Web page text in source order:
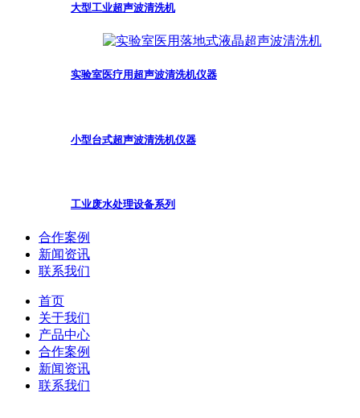
大型工业超声波清洗机
实验室医疗用超声波清洗机仪器
小型台式超声波清洗机仪器
工业废水处理设备系列
合作案例
新闻资讯
联系我们
首页
关于我们
产品中心
合作案例
新闻资讯
联系我们